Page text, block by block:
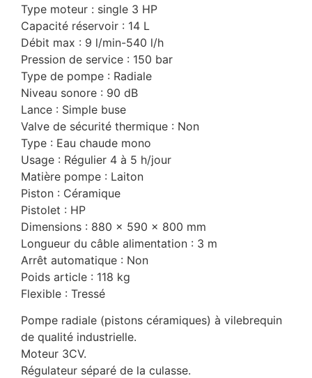
Type moteur : single 3 HP
Capacité réservoir : 14 L
Débit max : 9 l/min-540 l/h
Pression de service : 150 bar
Type de pompe : Radiale
Niveau sonore : 90 dB
Lance : Simple buse
Valve de sécurité thermique : Non
Type : Eau chaude mono
Usage : Régulier 4 à 5 h/jour
Matière pompe : Laiton
Piston : Céramique
Pistolet : HP
Dimensions : 880 x 590 x 800 mm
Longueur du câble alimentation : 3 m
Arrêt automatique : Non
Poids article : 118 kg
Flexible : Tressé
Pompe radiale (pistons céramiques) à vilebrequin
de qualité industrielle.
Moteur 3CV.
Régulateur séparé de la culasse.